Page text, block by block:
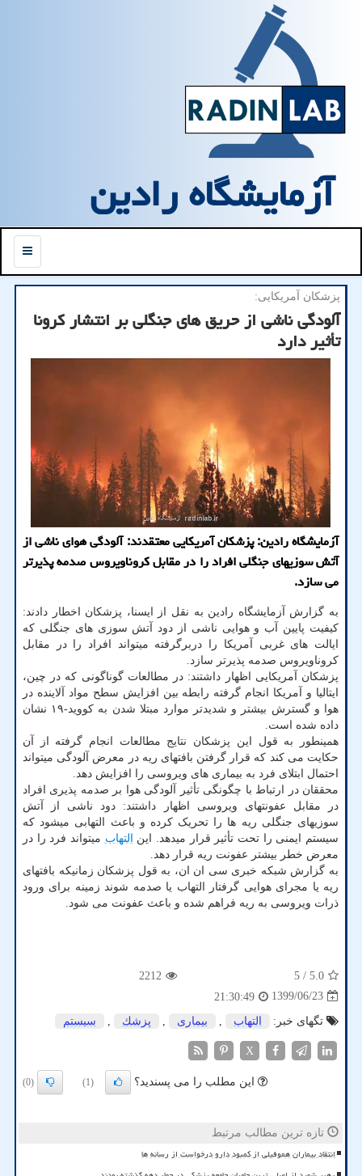
آزمایشگاه رادین
منو
پزشكان آمریكایی:
آلودگی ناشی از حریق های جنگلی بر انتشار كرونا
تأثیر دارد
آزمایشگاه رادین: پزشكان آمریكایی معتقدند: آلودگی هوای ناشی از
آتش سوزیهای جنگلی افراد را در مقابل كروناویروس صدمه پذیرتر
می سازد.
به گزارش آزمایشگاه رادین به نقل از ایسنا، پزشکان اخطار دادند:
کیفیت پایین آب و هوایی ناشی از دود آتش سوزی های جنگلی که
ایالت های غربی آمریکا را دربرگرفته میتواند افراد را در مقابل
کروناویروس صدمه پذیرتر سازد.
پزشکان آمریکایی اظهار داشتند: در مطالعات گوناگونی که در چین،
ایتالیا و آمریکا انجام گرفته رابطه بین افزایش سطح مواد آلاینده در
هوا و گسترش بیشتر و شدیدتر موارد مبتلا شدن به کووید-۱۹ نشان
داده شده است.
همینطور به قول این پزشکان نتایج مطالعات انجام گرفته از آن
حکایت می کند که قرار گرفتن بافتهای ریه در معرض آلودگی میتواند
احتمال ابتلای فرد به بیماری های ویروسی را افزایش دهد.
محققان در ارتباط با چگونگی تأثیر آلودگی هوا بر صدمه پذیری افراد
در مقابل عفونتهای ویروسی اظهار داشتند: دود ناشی از آتش
سوزیهای جنگلی ریه ها را تحریک کرده و باعث التهابی میشود که
سیستم ایمنی را تحت تأثیر قرار میدهد. این التهاب میتواند فرد را در
معرض خطر بیشتر عفونت ریه قرار دهد.
به گزارش شبکه خبری سی ان ان، به قول پزشکان زمانیکه بافتهای
ریه یا مجرای هوایی گرفتار التهاب یا صدمه شوند زمینه برای ورود
ذرات ویروسی به ریه فراهم شده و باعث عفونت می شود.
5.0
/ 5
2212
1399/06/23
21:30:49
تگهای خبر:
التهاب بیماری پزشك سیستم
X
این مطلب را می پسندید؟ (1)
(0)
تازه ترین مطالب مرتبط
انتقاد بیماران هموفیلی از کمبود دارو درخواست از رسانه ها